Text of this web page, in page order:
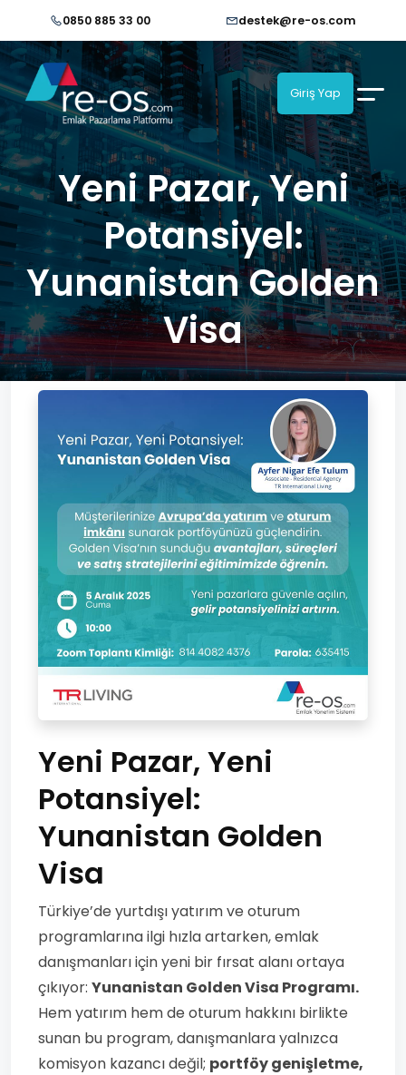
0850 885 33 00 destek@re-os.com
Giriş Yap
Yeni Pazar, Yeni
Potansiyel:
Yunanistan Golden
Visa
Yeni Pazar, Yeni
Potansiyel:
Yunanistan Golden
Visa
Türkiye’de yurtdışı yatırım ve oturum
programlarına ilgi hızla artarken, emlak
danışmanları için yeni bir fırsat alanı ortaya
çıkıyor: Yunanistan Golden Visa Programı.
Hem yatırım hem de oturum hakkını birlikte
sunan bu program, danışmanlara yalnızca
komisyon kazancı değil; portföy genişletme,